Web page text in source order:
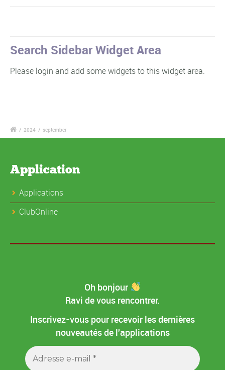
Search Sidebar Widget Area
Please login and add some widgets to this widget area.
/ 2024 / september
Application
Applications
ClubOnline
Oh bonjour
Ravi de vous rencontrer.
Inscrivez-vous pour recevoir les dernières
nouveautés de l'applications